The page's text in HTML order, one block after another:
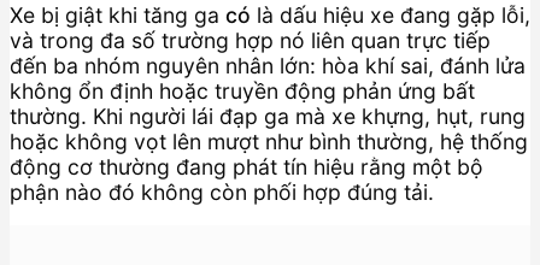
Xe bị giật khi tăng ga có là dấu hiệu xe đang gặp lỗi,
và trong đa số trường hợp nó liên quan trực tiếp
đến ba nhóm nguyên nhân lớn: hòa khí sai, đánh lửa
không ổn định hoặc truyền động phản ứng bất
thường. Khi người lái đạp ga mà xe khựng, hụt, rung
hoặc không vọt lên mượt như bình thường, hệ thống
động cơ thường đang phát tín hiệu rằng một bộ
phận nào đó không còn phối hợp đúng tải.